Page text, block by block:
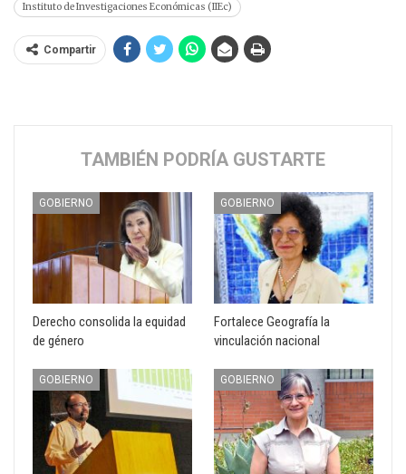
Instituto de Investigaciones Económicas (IIEc)
Compartir
TAMBIÉN PODRÍA GUSTARTE
GOBIERNO
Derecho consolida la equidad
de género
GOBIERNO
Fortalece Geografía la
vinculación nacional
GOBIERNO GOBIERNO